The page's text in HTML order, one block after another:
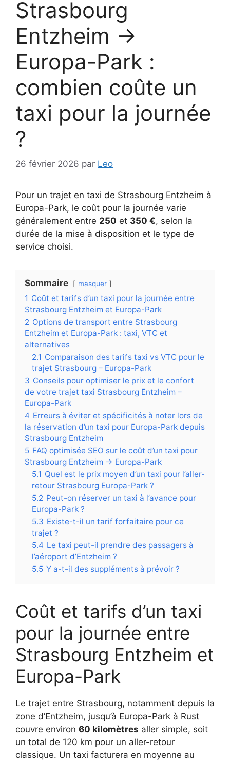
Strasbourg
Entzheim →
Europa-Park :
combien coûte un
taxi pour la journée
?
26 février 2026 par Leo
Pour un trajet en taxi de Strasbourg Entzheim à
Europa-Park, le coût pour la journée varie
généralement entre 250 et 350 €, selon la
durée de la mise à disposition et le type de
service choisi.
Sommaire masquer
1 Coût et tarifs d’un taxi pour la journée entre
Strasbourg Entzheim et Europa-Park
2 Options de transport entre Strasbourg
Entzheim et Europa-Park : taxi, VTC et
alternatives
2.1 Comparaison des tarifs taxi vs VTC pour le
trajet Strasbourg – Europa-Park
3 Conseils pour optimiser le prix et le confort
de votre trajet taxi Strasbourg Entzheim –
Europa-Park
4 Erreurs à éviter et spécificités à noter lors de
la réservation d’un taxi pour Europa-Park depuis
Strasbourg Entzheim
5 FAQ optimisée SEO sur le coût d’un taxi pour
Strasbourg Entzheim → Europa-Park
5.1 Quel est le prix moyen d’un taxi pour l’aller-
retour Strasbourg Europa-Park ?
5.2 Peut-on réserver un taxi à l’avance pour
Europa-Park ?
5.3 Existe-t-il un tarif forfaitaire pour ce
trajet ?
5.4 Le taxi peut-il prendre des passagers à
l’aéroport d’Entzheim ?
5.5 Y a-t-il des suppléments à prévoir ?
Coût et tarifs d’un taxi
pour la journée entre
Strasbourg Entzheim et
Europa-Park
Le trajet entre Strasbourg, notamment depuis la
zone d’Entzheim, jusqu’à Europa-Park à Rust
couvre environ 60 kilomètres aller simple, soit
un total de 120 km pour un aller-retour
classique. Un taxi facturera en moyenne au